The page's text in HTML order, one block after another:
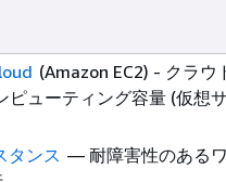
(Amazon EC2) - クラウ
ピューティング容量 (仮想
タンス — 耐障害性のある